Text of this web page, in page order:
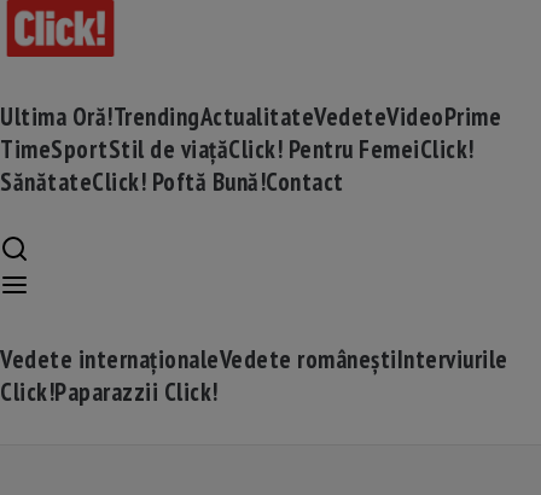
Ultima Oră!TrendingActualitateVedeteVideoPrime
TimeSportStil de viațăClick! Pentru FemeiClick!
SănătateClick! Poftă Bună!Contact
Vedete internaționaleVedete româneștiInterviurile
Click!Paparazzii Click!